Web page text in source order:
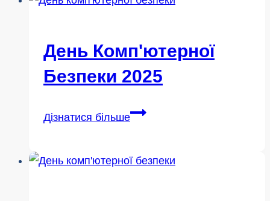
2026
День Комп'ютерної
Безпеки 2025
Дізнатися більшеДень
2025